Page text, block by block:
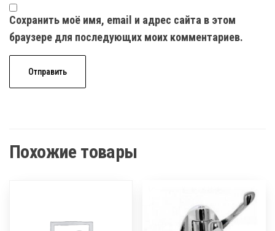
Сохранить моё имя, email и адрес сайта в этом
браузере для последующих моих комментариев.
Похожие товары